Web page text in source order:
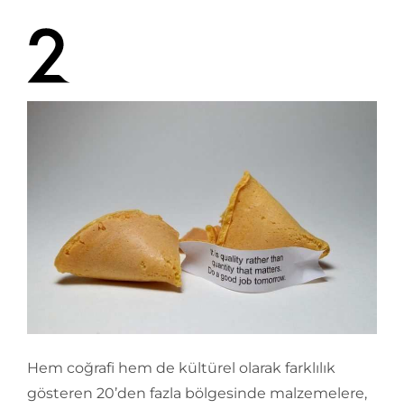
Hem coğrafi hem de kültürel olarak farklılık
gösteren 20’den fazla bölgesinde malzemelere,